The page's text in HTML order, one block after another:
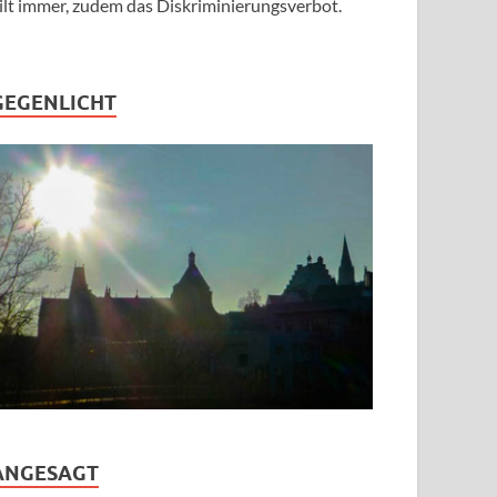
immer, zudem das Diskriminierungsverbot.